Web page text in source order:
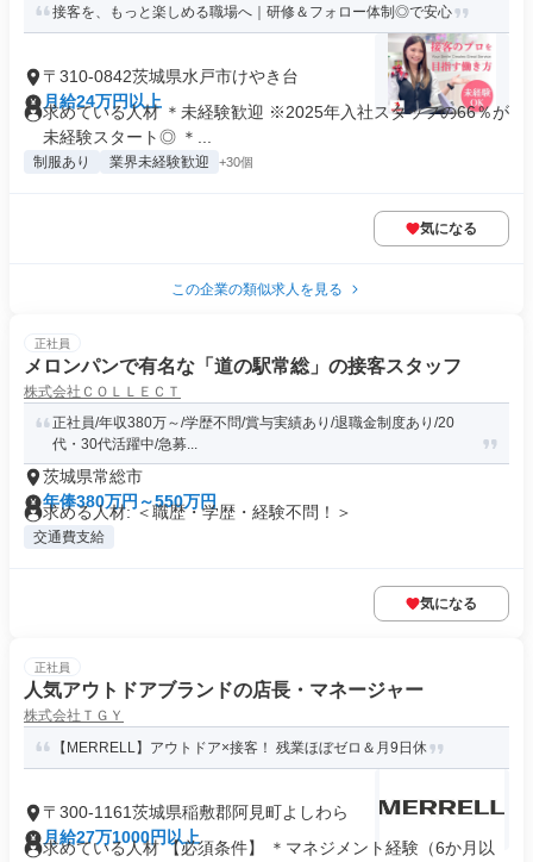
接客を、もっと楽しめる職場へ｜研修＆フォロー体制◎で安心
〒310-0842茨城県水戸市けやき台
月給24万円以上
求めている人材 ＊未経験歓迎 ※2025年入社スタッフの66％が
未経験スタート◎ ＊...
制服あり 業界未経験歓迎 +30個
気になる
この企業の類似求人を見る
正社員
メロンパンで有名な「道の駅常総」の接客スタッフ
株式会社ＣＯＬＬＥＣＴ
正社員/年収380万～/学歴不問/賞与実績あり/退職金制度あり/20
代・30代活躍中/急募...
茨城県常総市
年俸380万円～550万円
求める人材: ＜職歴・学歴・経験不問！＞
交通費支給
気になる
正社員
人気アウトドアブランドの店長・マネージャー
株式会社ＴＧＹ
【MERRELL】アウトドア×接客！ 残業ほぼゼロ＆月9日休
〒300-1161茨城県稲敷郡阿見町よしわら
月給27万1000円以上
求めている人材 【必須条件】 ＊マネジメント経験（6か月以